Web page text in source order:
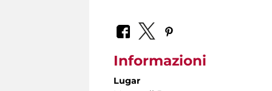
Informazioni
Lugar